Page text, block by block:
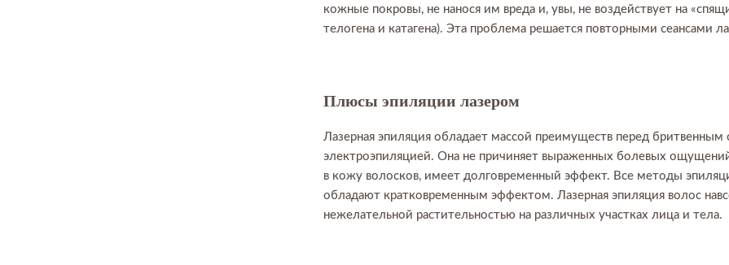
кожные покровы, не нанося им вреда и, увы, не воздействует на
телогена и катагена). Эта проблема решается повторными сеансами
Плюсы эпиляции лазером
Лазерная эпиляция обладает массой преимуществ перед бритвенным
электроэпиляцией. Она не причиняет выраженных болевых
в кожу волосков, имеет долговременный эффект. Все методы
обладают кратковременным эффектом. Лазерная эпиляция волос
нежелательной растительностью на различных участках лица и тела.